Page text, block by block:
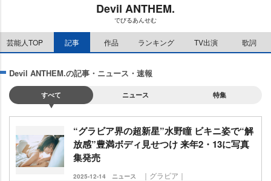
Devil ANTHEM.
でびるあんせむ
芸能人TOP 記事 作品 ランキング TV出演 歌詞
Devil ANTHEM.の記事・ニュース・速報
すべて ニュース 特集
“グラビア界の超新星”水野瞳 ビキニ姿で“解
放感”豊満ボディ見せつけ 来年2・13に写真
集発売
2025-12-14 ニュース ｜グラビア｜